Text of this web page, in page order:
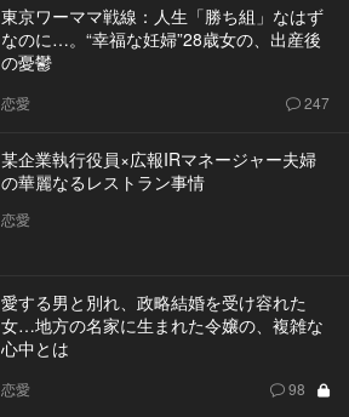
東京ワーママ戦線：人生「勝ち組」なはず
なのに…。“幸福な妊婦”28歳女の、出産後
の憂鬱
恋愛 247
某企業執行役員×広報IRマネージャー夫婦
の華麗なるレストラン事情
恋愛
愛する男と別れ、政略結婚を受け容れた
女…地方の名家に生まれた令嬢の、複雑な
心中とは
恋愛 98